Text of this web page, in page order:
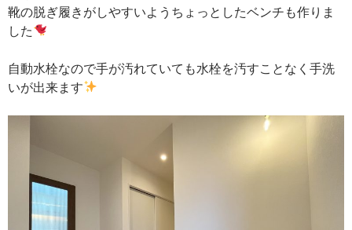
靴の脱ぎ履きがしやすいようちょっとしたベンチも作りま
した
自動水栓なので手が汚れていても水栓を汚すことなく手洗
いが出来ます